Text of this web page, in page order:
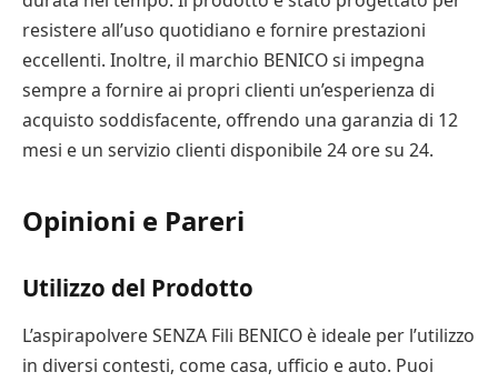
resistere all’uso quotidiano e fornire prestazioni
eccellenti. Inoltre, il marchio BENICO si impegna
sempre a fornire ai propri clienti un’esperienza di
acquisto soddisfacente, offrendo una garanzia di 12
mesi e un servizio clienti disponibile 24 ore su 24.
Opinioni e Pareri
Utilizzo del Prodotto
L’aspirapolvere SENZA Fili BENICO è ideale per l’utilizzo
in diversi contesti, come casa, ufficio e auto. Puoi